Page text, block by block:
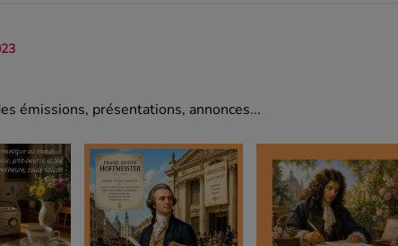
émissions, présentations, annonces...